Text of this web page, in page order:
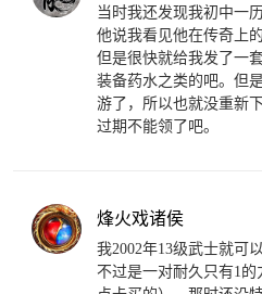
当时我还发现我初中一
他说我看见他在传奇上
但是很快就给我发了一
装备药水之类的吧。但
游了，所以也就没重新
过期不能领了吧。
烽火戏诸侯
我2002年13级武士就可
不过是一对耐久只有1的